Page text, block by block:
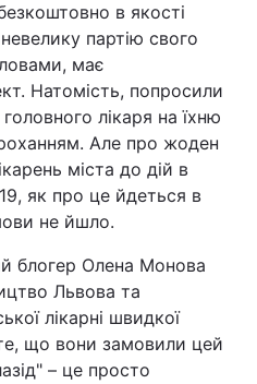
в якості
партію свого
має
Натомість, попросили
лікаря на їхню
Але про жоден
міста до дій в
як про це йдеться в
не йшло.
блогер Олена Монова
Львова та
лікарні швидкої
що вони замовили цей
– це просто